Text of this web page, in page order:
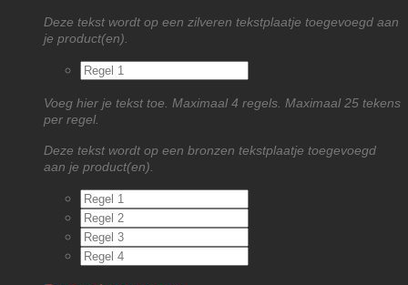
Deze tekst wordt op een zilveren tekstplaatje toegevoegd aan
je product(en).
Voeg hier je tekst toe. Maximaal 4 regels. Maximaal 25 tekens
per regel.
Deze tekst wordt op een bronzen tekstplaatje toegevoegd
aan je product(en).